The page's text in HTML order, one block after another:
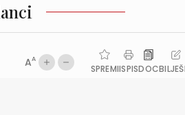
AA
SPREMIISPISDOC